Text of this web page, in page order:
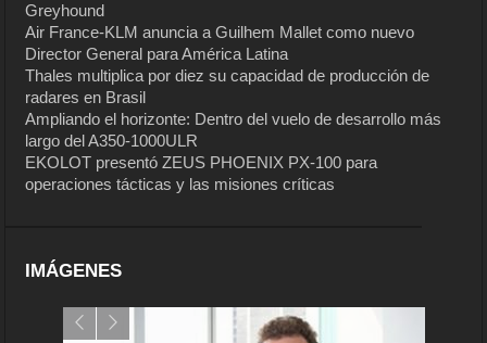
Greyhound
Air France-KLM anuncia a Guilhem Mallet como nuevo
Director General para América Latina
Thales multiplica por diez su capacidad de producción de
radares en Brasil
Ampliando el horizonte: Dentro del vuelo de desarrollo más
largo del A350-1000ULR
EKOLOT presentó ZEUS PHOENIX PX-100 para
operaciones tácticas y las misiones críticas
IMÁGENES